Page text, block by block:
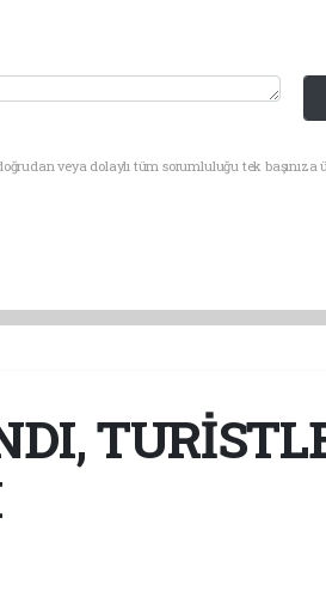
veya dolaylı tüm sorumluluğu tek başınıza